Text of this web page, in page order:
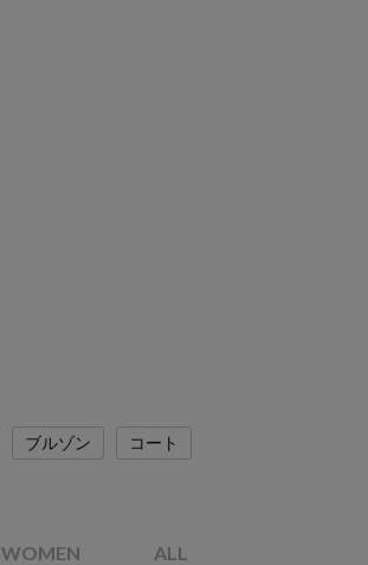
ブルゾン コート
WOMEN ALL